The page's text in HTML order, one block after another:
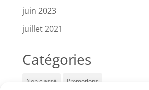
juin 2023
juillet 2021
Catégories
Non classé Promotions